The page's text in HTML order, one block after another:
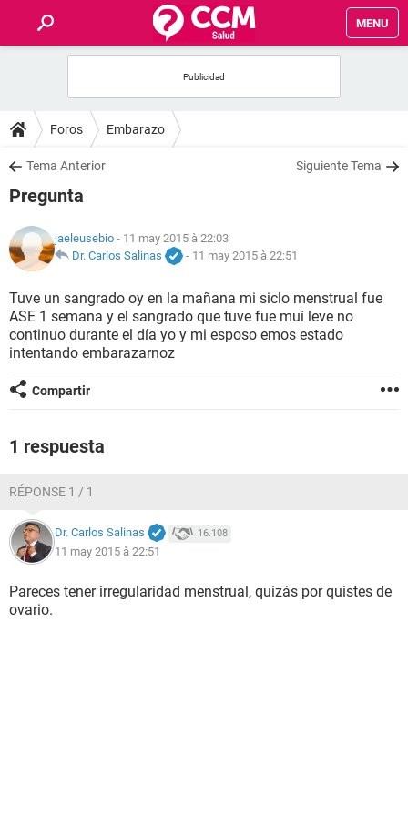
MENU
FORUMS
SALUD
FAMILIA
NUTRICIÓN
BIENESTAR
SEXUALIDAD
GLOSARIO
Foros Embarazo
Tema Anterior Siguiente Tema
Pregunta
jaeleusebio - 11 may 2015 à 22:03
Dr. Carlos Salinas
- 11 may 2015 à 22:51
Tuve un sangrado oy en la mañana mi siclo menstrual fue
ASE 1 semana y el sangrado que tuve fue muí leve no
continuo durante el día yo y mi esposo emos estado
intentando embarazarnoz
Compartir
1 respuesta
RÉPONSE 1 / 1
Dr. Carlos Salinas 16.108
11 may 2015 à 22:51
Pareces tener irregularidad menstrual, quizás por quistes de
ovario.